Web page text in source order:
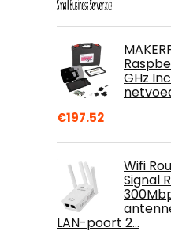
GHz
€197.52
Wifi
Signal
LAN-poort 2…